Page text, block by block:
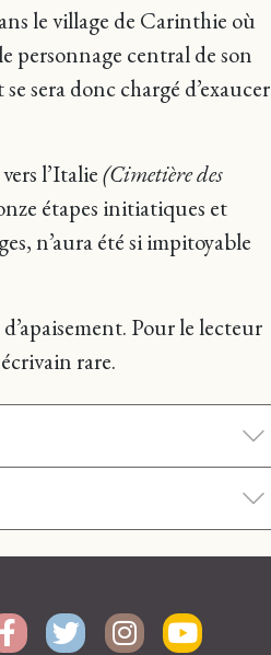
le village de Carinthie où
personnage central de son
sera donc chargé d’exaucer
l’Italie(Cimetière des
étapes initiatiques et
n’aura été si impitoyable
Pour le lecteur
rare.